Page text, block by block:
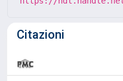
Citazioni